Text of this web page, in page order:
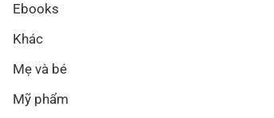
Ebooks
Khác
Mẹ và bé
Mỹ phẩm